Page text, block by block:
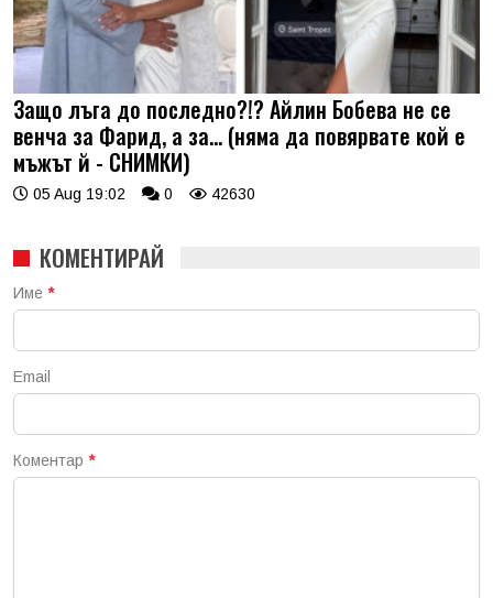
Защо лъга до последно?!? Айлин Бобева не се
венча за Фарид, а за... (няма да повярвате кой е
мъжът й - СНИМКИ)
05 Aug 19:02 0 42630
КОМЕНТИРАЙ
Име *
Email
Коментар *